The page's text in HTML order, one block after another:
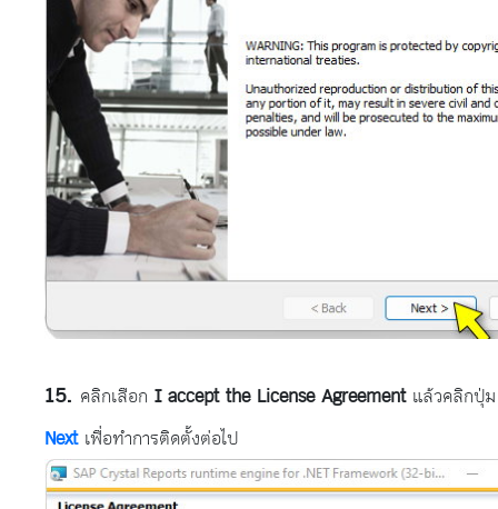
คลิกเลือก I accept the License Agreementแล้วคลิกปุ่ม
Nextเพื่อทำการติดตั้งต่อไป